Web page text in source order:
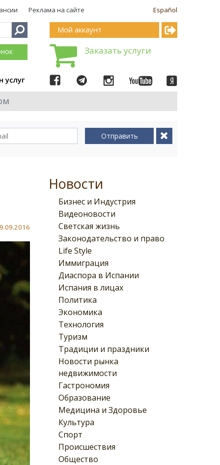
Español
Реклама на сайте
услуг
Мой аккаунт
Заказать услуги
Отправить
Новости
Бизнес и Индустрия
Видеоновости
Светская жизнь
Законодательство и право
Life Style
Иммиграция
Диаспора в Испании
Испания в лицах
Политика
Экономика
Технология
Туризм
Традиции и праздники
Новости рынка
недвижимости
Гастрономия
Образование
Медицина и Здоровье
Культура
Спорт
Происшествия
Общество